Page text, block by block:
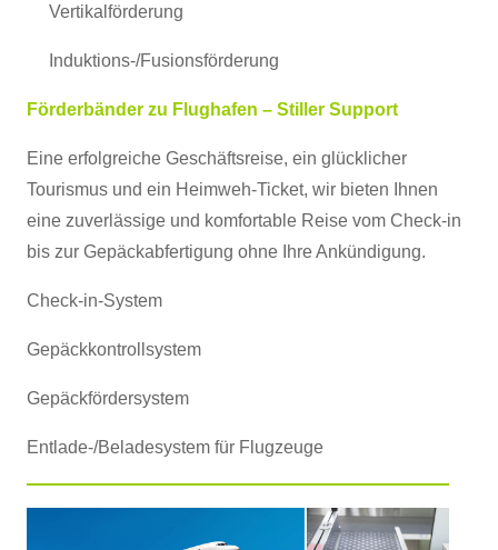
Vertikalförderung
Induktions-/Fusionsförderung
Förderbänder zu Flughafen – Stiller Support
Eine erfolgreiche Geschäftsreise, ein glücklicher
Tourismus und ein Heimweh-Ticket, wir bieten Ihnen
eine zuverlässige und komfortable Reise vom Check-in
bis zur Gepäckabfertigung ohne Ihre Ankündigung.
Check-in-System
Gepäckkontrollsystem
Gepäckfördersystem
Entlade-/Beladesystem für Flugzeuge